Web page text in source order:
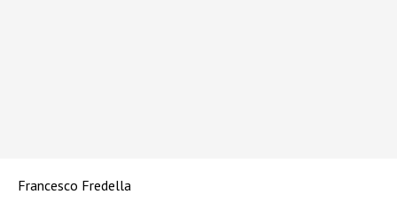
Francesco Fredella